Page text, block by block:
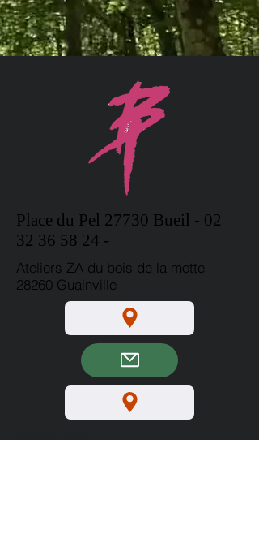
Place du Pel 27730 Bueil - 02
32 36 58 24 -
Ateliers ZA du bois de la motte
28260 Guainville
Google Map